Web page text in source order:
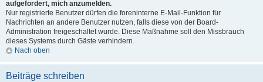
aufgefordert, mich anzumelden.
Nur registrierte Benutzer dürfen die foreninterne E-Mail-Funktion für
Nachrichten an andere Benutzer nutzen, falls diese von der Board-
Administration freigeschaltet wurde. Diese Maßnahme soll den Missbrauch
dieses Systems durch Gäste verhindern.
Nach oben
Beiträge schreiben